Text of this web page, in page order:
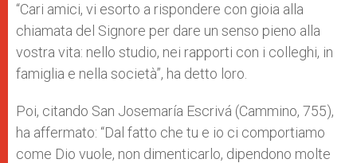
“Cari amici, vi esorto a rispondere con gioia alla
chiamata del Signore per dare un senso pieno alla
vostra vita: nello studio, nei rapporti con i colleghi, in
famiglia e nella società”, ha detto loro.
Poi, citando San Josemaría Escrivá (Cammino, 755),
ha affermato: “Dal fatto che tu e io ci comportiamo
come Dio vuole, non dimenticarlo, dipendono molte